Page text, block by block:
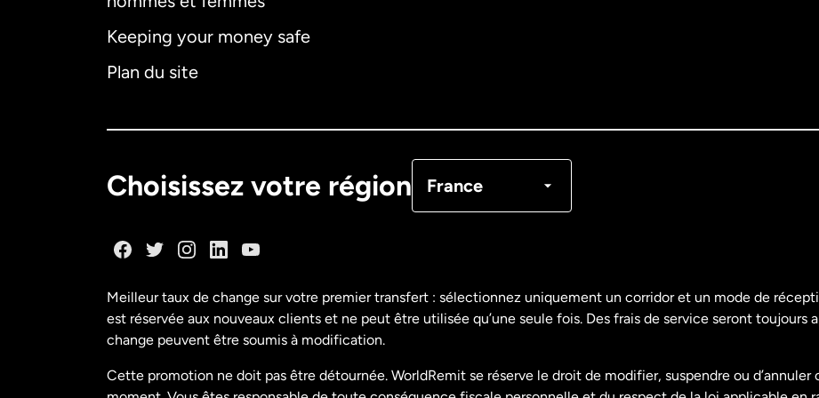
Keeping your money safe
Plan du site
Choisissez votre région France
États-Unis
États-Unis Español
Meilleur taux de change sur votre premier transfert : sélectionnez uniquement un corridor et un mode de
est réservée aux nouveaux clients et ne peut être utilisée qu’une seule fois. Des frais de service seront toujours
change peuvent être soumis à modification.
Cette promotion ne doit pas être détournée. WorldRemit se réserve le droit de modifier, suspendre ou